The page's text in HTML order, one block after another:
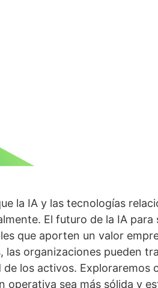
la IA y las tecnologías
El futuro de la IA
que aporten un valor
las organizaciones pueden
de los activos.
operativa sea más sólida y